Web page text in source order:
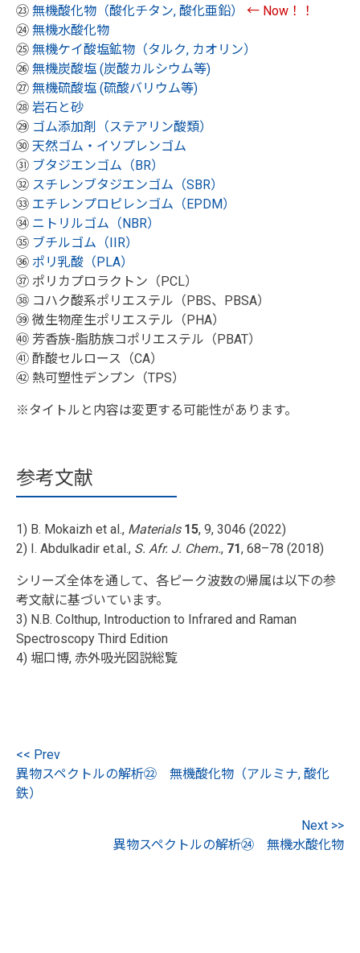
㉓ 無機酸化物（酸化チタン, 酸化亜鉛）
← Now！！
㉔ 無機水酸化物
㉕ 無機ケイ酸塩鉱物（タルク, カオリン）
㉖ 無機炭酸塩 (炭酸カルシウム等)
㉗ 無機硫酸塩 (硫酸バリウム等)
㉘ 岩石と砂
㉙ ゴム添加剤（ステアリン酸類）
㉚ 天然ゴム・イソプレンゴム
㉛ ブタジエンゴム（BR）
㉜ スチレンブタジエンゴム（SBR）
㉝ エチレンプロピレンゴム（EPDM）
㉞ ニトリルゴム（NBR）
㉟ ブチルゴム（IIR）
㊱ ポリ乳酸（PLA）
㊲ ポリカプロラクトン（PCL）
㊳ コハク酸系ポリエステル（PBS、PBSA）
㊴ 微生物産生ポリエステル（PHA）
㊵ 芳香族-脂肪族コポリエステル（PBAT）
㊶ 酢酸セルロース（CA）
㊷ 熱可塑性デンプン（TPS）
※タイトルと内容は変更する可能性があります。
参考文献
1) B. Mokaizh et al., Materials 15, 9, 3046 (2022)
2) I. Abdulkadir et.al., S. Afr. J. Chem., 71, 68–78 (2018)
シリーズ全体を通して、各ピーク波数の帰属は以下の参
考文献に基づいています。
3) N.B. Colthup, Introduction to Infrared and Raman
Spectroscopy Third Edition
4) 堀口博, 赤外吸光図説総覧
<< Prev
異物スペクトルの解析㉒ 無機酸化物（アルミナ, 酸化
鉄）
Next >>
異物スペクトルの解析㉔ 無機水酸化物